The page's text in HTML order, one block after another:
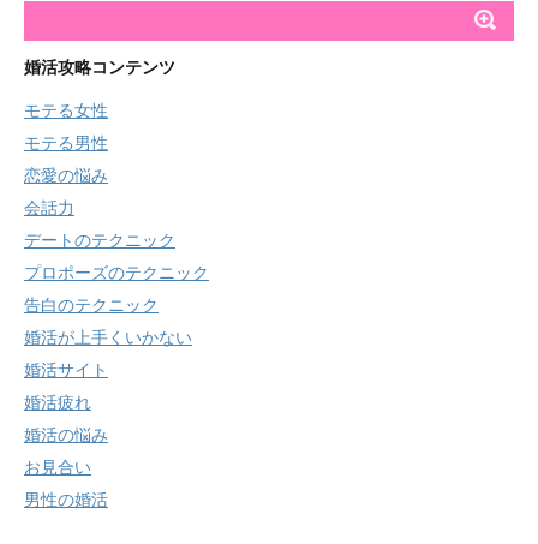
婚活攻略コンテンツ
モテる女性
モテる男性
恋愛の悩み
会話力
デートのテクニック
プロポーズのテクニック
告白のテクニック
婚活が上手くいかない
婚活サイト
婚活疲れ
婚活の悩み
お見合い
男性の婚活